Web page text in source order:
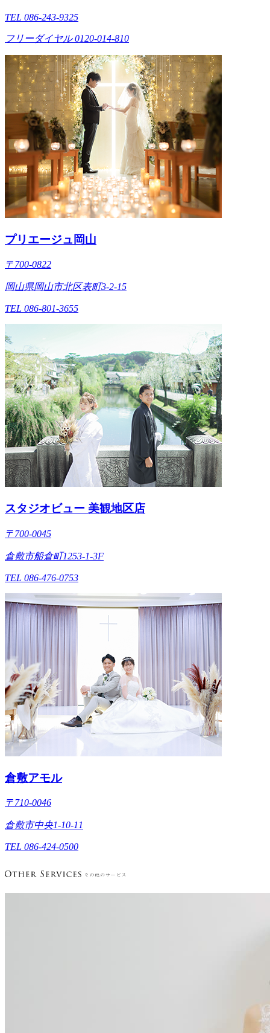
TEL 086-243-9325
フリーダイヤル 0120-014-810
プリエージュ岡山
〒700-0822
岡山県岡山市北区表町3-2-15
TEL 086-801-3655
スタジオビュー 美観地区店
〒700-0045
倉敷市船倉町1253-1-3F
TEL 086-476-0753
倉敷アモル
〒710-0046
倉敷市中央1-10-11
TEL 086-424-0500